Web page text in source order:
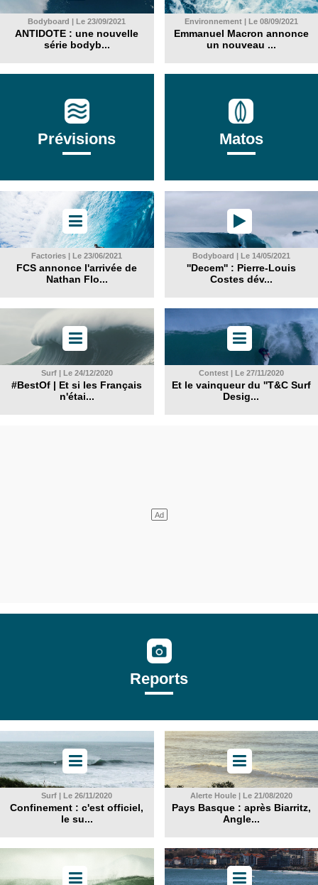
Bodyboard | Le 23/09/2021
ANTIDOTE : une nouvelle
série bodyb...
Environnement | Le 08/09/2021
Emmanuel Macron annonce
un nouveau ...
Prévisions Matos
Factories | Le 23/06/2021
FCS annonce l'arrivée de
Nathan Flo...
Bodyboard | Le 14/05/2021
''Decem'' : Pierre-Louis
Costes dév...
Surf | Le 24/12/2020
#BestOf | Et si les Français
n'étai...
Contest | Le 27/11/2020
Et le vainqueur du ''T&C Surf
Desig...
Reports
Surf | Le 26/11/2020
Confinement : c'est officiel,
le su...
Alerte Houle | Le 21/08/2020
Pays Basque : après Biarritz,
Angle...